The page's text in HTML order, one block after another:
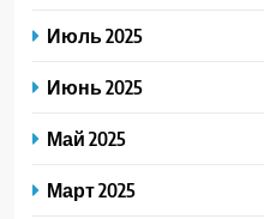
Июль 2025
Июнь 2025
Май 2025
Март 2025